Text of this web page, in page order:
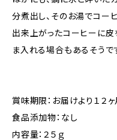
分煮出し、そのお湯でコー
出来上がったコーヒーに皮
ま入れる場合もあるそうで
賞味期限：お届けより１２ヶ
食品添加物：なし
内容量：２５ｇ